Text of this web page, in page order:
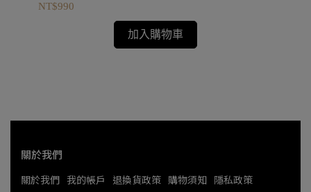
NT$990
加入購物車
關於我們
關於我們 我的帳戶 退換貨政策 購物須知 隱私政策